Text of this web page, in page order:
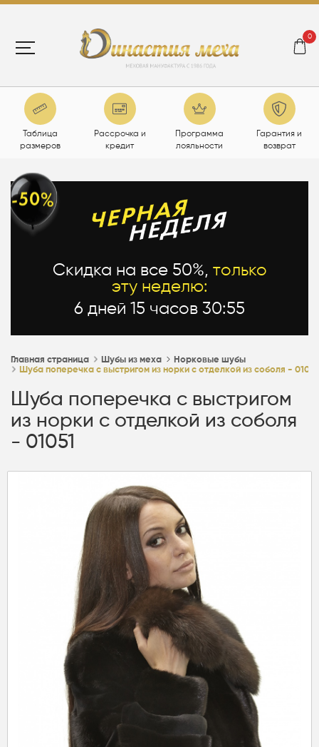
0
Таблица
размеров
Рассрочка и
кредит
Программа
лояльности
Гарантия и
возврат
Скидка на все 50%, только
эту неделю:
6 дней 15 часов 30:54
Главная страница Шубы из меха
Норковые шубы
Шуба поперечка с выстригом из норки с отделкой из соболя - 01051
Шуба поперечка с выстригом
из норки с отделкой из соболя
- 01051